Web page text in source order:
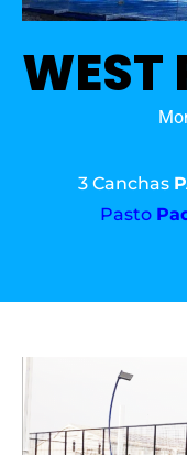
WEST
3 Canchas
Pasto